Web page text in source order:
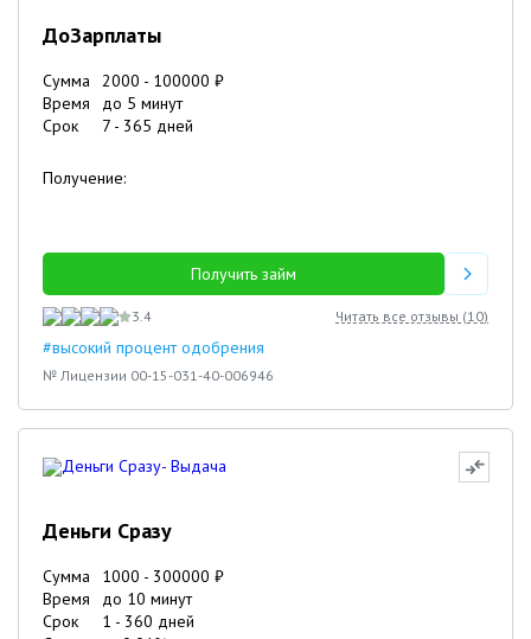
ДоЗарплаты
Сумма 2000 - 100000 ₽
Время
до 5 минут
Срок
7 - 365 дней
Получение:
Получить займ
3.4 Читать все отзывы (10)
#высокий процент одобрения
№ Лицензии 00-15-031-40-006946
Деньги Сразу
Сумма 1000 - 300000 ₽
Время
до 10 минут
Срок
1 - 360 дней